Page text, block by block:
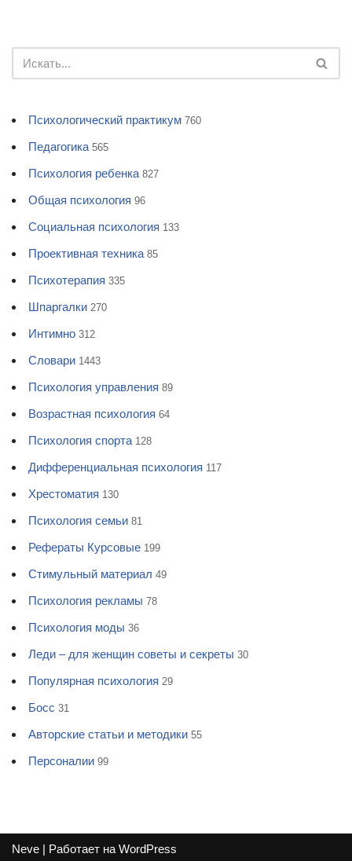
Психологический практикум 760
Педагогика 565
Психология ребенка 827
Общая психология 96
Социальная психология 133
Проективная техника 85
Психотерапия 335
Шпаргалки 270
Интимно 312
Словари 1443
Психология управления 89
Возрастная психология 64
Психология спорта 128
Дифференциальная психология 117
Хрестоматия 130
Психология семьи 81
Рефераты Курсовые 199
Стимульный материал 49
Психология рекламы 78
Психология моды 36
Леди – для женщин советы и секреты 30
Популярная психология 29
Босс 31
Авторские статьи и методики 55
Персоналии 99
Neve | Работает на WordPress